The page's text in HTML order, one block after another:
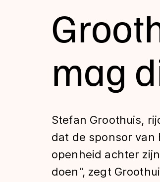
Kalender
Disciplines
Uitslagen
Tijden &
De weg op
mag
Stefan Groothuis,
dat de sponsor
openheid achter
doen", zegt